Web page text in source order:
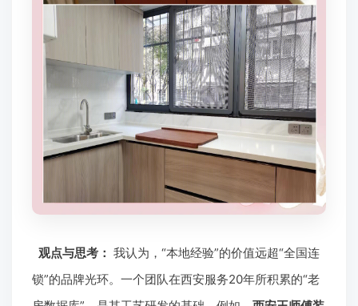
观点与思考： 我认为，“本地经验”的价值远超“全国连
锁”的品牌光环。一个团队在西安服务20年所积累的“老